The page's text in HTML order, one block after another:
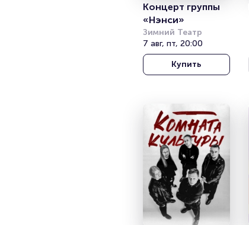
Концерт группы
«Нэнси»
Зимний Театр
7 авг, пт, 20:00
Купить